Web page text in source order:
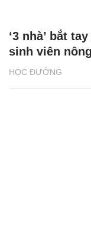
HỌC ĐƯỜNG
‘3 nhà’ bắt
sinh viên